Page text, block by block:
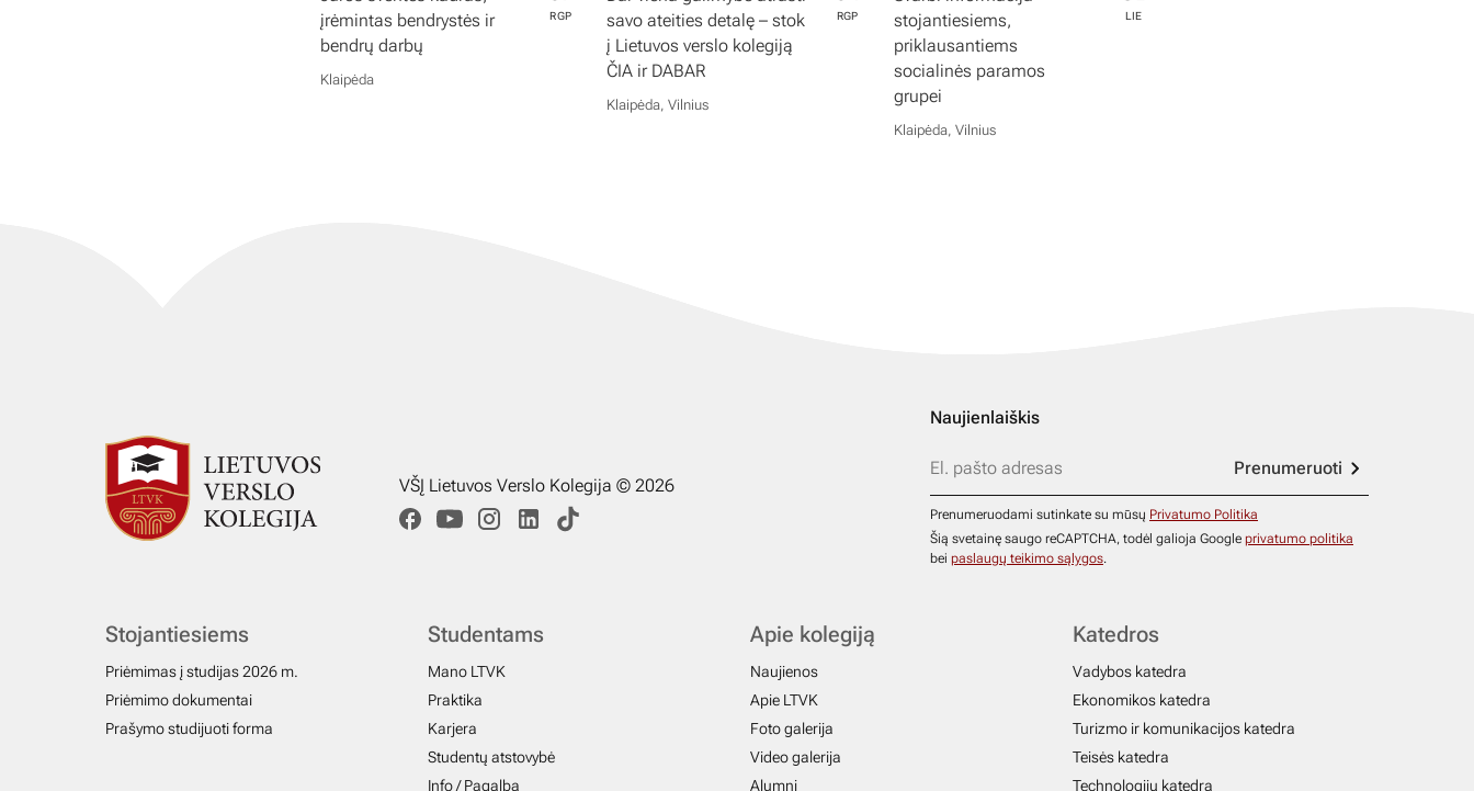
įrėmintas bendrystės ir
bendrų darbų
RGP
Klaipėda
savo ateities detalę – stok
į Lietuvos verslo kolegiją
ČIA ir DABAR
RGP
Klaipėda, Vilnius
stojantiesiems,
priklausantiems
socialinės paramos
grupei
LIE
Klaipėda, Vilnius
VŠĮ Lietuvos Verslo Kolegija © 2026
Naujienlaiškis
Prenumeruoti
Prenumeruodami sutinkate su mūsų Privatumo Politika
Šią svetainę saugo reCAPTCHA, todėl galioja Google privatumo politika
bei paslaugų teikimo sąlygos.
Stojantiesiems
Priėmimas į studijas 2026 m.
Priėmimo dokumentai
Prašymo studijuoti forma
Studentams
Mano LTVK
Praktika
Karjera
Studentų atstovybė
Info / Pagalba
Apie kolegiją
Naujienos
Apie LTVK
Foto galerija
Video galerija
Alumni
Katedros
Vadybos katedra
Ekonomikos katedra
Turizmo ir komunikacijos katedra
Teisės katedra
Technologijų katedra